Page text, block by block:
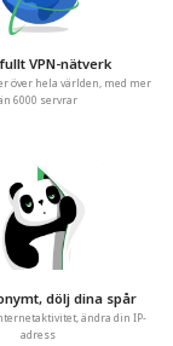
VPN-nätverk
över hela världen, med mer
6000 servrar
dölj dina spår
ändra din IP-
adress